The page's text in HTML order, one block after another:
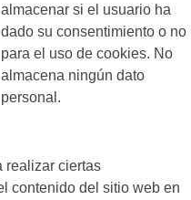
almacenar si el usuario ha
dado su consentimiento o no
para el uso de cookies. No
almacena ningún dato
personal.
realizar ciertas
contenido del sitio web en